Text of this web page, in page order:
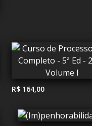
R$ 164,00